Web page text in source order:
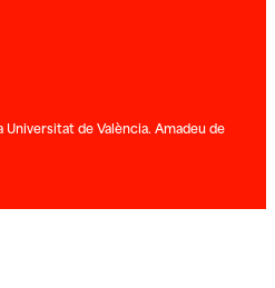
de València. Amadeu de